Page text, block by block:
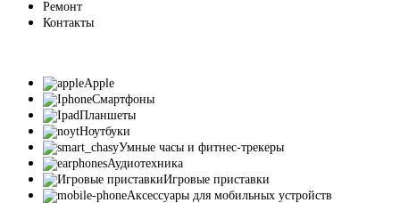
Ремонт
Контакты
Apple
Смартфоны
Планшеты
Ноутбуки
Умные часы и фитнес-трекеры
Аудиотехника
Игровые приставки
Аксессуары для мобильных устройств